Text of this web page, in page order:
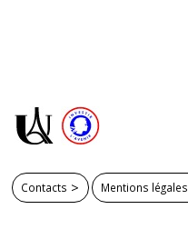
Contacts Mentions légales